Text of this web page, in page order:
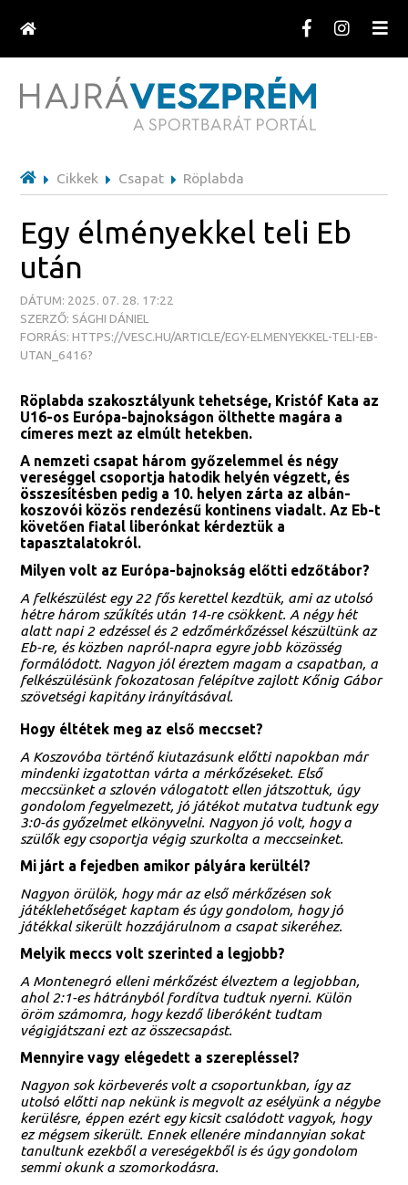
Cikkek Csapat Röplabda
Egy élményekkel teli Eb
után
DÁTUM: 2025. 07. 28. 17:22
SZERZŐ: SÁGHI DÁNIEL
FORRÁS: HTTPS://VESC.HU/ARTICLE/EGY-ELMENYEKKEL-TELI-EB-
UTAN_6416?
Röplabda szakosztályunk tehetsége, Kristóf Kata az
U16-os Európa-bajnokságon ölthette magára a
címeres mezt az elmúlt hetekben.
A nemzeti csapat három győzelemmel és négy
vereséggel csoportja hatodik helyén végzett, és
összesítésben pedig a 10. helyen zárta az albán-
koszovói közös rendezésű kontinens viadalt. Az Eb-t
követően fiatal liberónkat kérdeztük a
tapasztalatokról.
Milyen volt az Európa-bajnokság előtti edzőtábor?
A felkészülést egy 22 fős kerettel kezdtük, ami az utolsó
hétre három szűkítés után 14-re csökkent. A négy hét
alatt napi 2 edzéssel és 2 edzőmérkőzéssel készültünk az
Eb-re, és közben napról-napra egyre jobb közösség
formálódott. Nagyon jól éreztem magam a csapatban, a
felkészülésünk fokozatosan felépítve zajlott Kőnig Gábor
szövetségi kapitány irányításával.
Hogy éltétek meg az első meccset?
A Koszovóba történő kiutazásunk előtti napokban már
mindenki izgatottan várta a mérkőzéseket. Első
meccsünket a szlovén válogatott ellen játszottuk, úgy
gondolom fegyelmezett, jó játékot mutatva tudtunk egy
3:0-ás győzelmet elkönyvelni. Nagyon jó volt, hogy a
szülők egy csoportja végig szurkolta a meccseinket.
Mi járt a fejedben amikor pályára kerültél?
Nagyon örülök, hogy már az első mérkőzésen sok
játéklehetőséget kaptam és úgy gondolom, hogy jó
játékkal sikerült hozzájárulnom a csapat sikeréhez.
Melyik meccs volt szerinted a legjobb?
A Montenegró elleni mérkőzést élveztem a legjobban,
ahol 2:1-es hátrányból fordítva tudtuk nyerni. Külön
öröm számomra, hogy kezdő liberóként tudtam
végigjátszani ezt az összecsapást.
Mennyire vagy elégedett a szerepléssel?
Nagyon sok körbeverés volt a csoportunkban, így az
utolsó előtti nap nekünk is megvolt az esélyünk a négybe
kerülésre, éppen ezért egy kicsit csalódott vagyok, hogy
ez mégsem sikerült. Ennek ellenére mindannyian sokat
tanultunk ezekből a vereségekből is és úgy gondolom
semmi okunk a szomorkodásra.